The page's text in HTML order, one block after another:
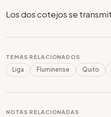
Los dos cotejos se
TEMAS RELACIONADOS
Liga Fluminense Quito
NOTAS RELACIONADAS